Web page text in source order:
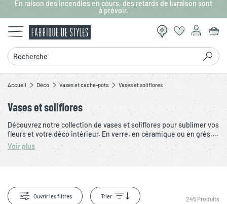
Aller au contenu principal
En raison des incendies en cours, des retards de livraison sont
à prévoir.
Recherche
Accueil Déco Vases et cache-pots Vases et soliflores
Vases et soliflores
Découvrez notre collection de vases et soliflores pour sublimer vos
fleurs et votre déco intérieur. En verre, en céramique ou en grès,
nos vases s'adaptent à tous les styles de décoration. Idéals pour
vos bouquets de fleurs ou comme élément décoratif, nos vases
sont disponibles en plusieurs tailles et à prix doux.
Voir plus
Ouvrir les filtres Trier 245 Produits